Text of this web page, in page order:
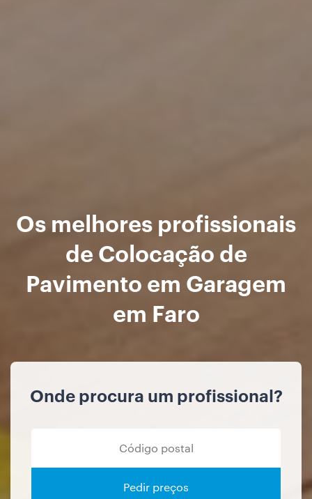
Os melhores profissionais
de Colocação de
Pavimento em Garagem
em Faro
Onde procura um profissional?
Pedir preços